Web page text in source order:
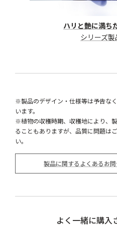
ハリと艶に満ち
シリーズ
※製品のデザイン・仕様等は予告な
います。
※植物の収穫時期、収穫地により、
ることもありますが、品質に問題は
い。
製品に関するよくあるお
よく一緒に購入